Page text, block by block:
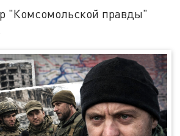
"Комсомольской правды"